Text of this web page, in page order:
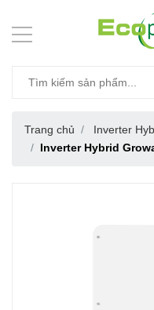
Trang chủ
Inverter
Inverter Hybrid